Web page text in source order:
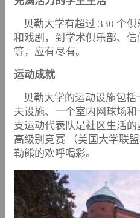
贝勒大学有超过 330 个
和戏剧，到学术俱乐部、
等，应有尽有。
运动成就
贝勒大学的运动设施包括
夫设施、一个室内网球场
支运动代表队是社区生活
高级别竞赛 （美国大学联
勒熊的欢呼喝彩。